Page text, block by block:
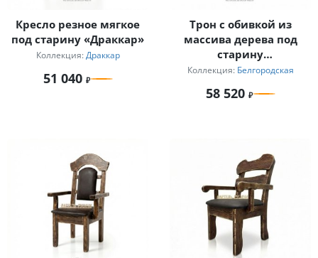
Кресло резное мягкое
под старину «Драккар»
Коллекция: Драккар
51 040
Трон с обивкой из
массива дерева под
старину
«Белгородский»
Коллекция: Белгородская
58 520